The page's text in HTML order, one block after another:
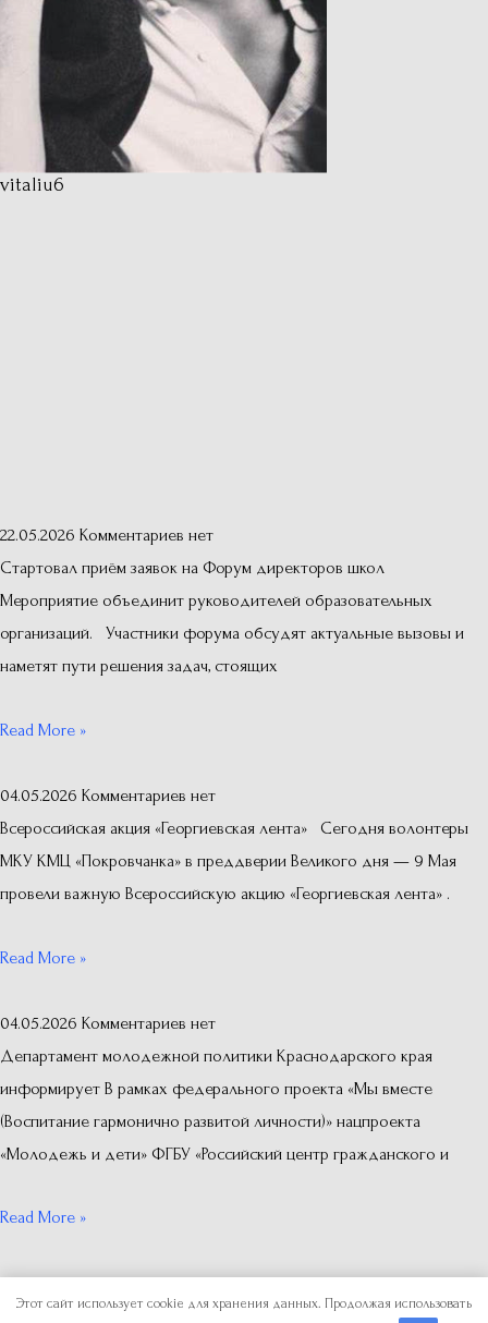
vitaliu6
22.05.2026 Комментариев нет
Стартовал приём заявок на Форум директоров школ
Мероприятие объединит руководителей образовательных
организаций. Участники форума обсудят актуальные вызовы и
наметят пути решения задач, стоящих
Read More »
04.05.2026 Комментариев нет
Всероссийская акция «Георгиевская лента» Сегодня волонтеры
МКУ КМЦ «Покровчанка» в преддверии Великого дня — 9 Мая
провели важную Всероссийскую акцию «Георгиевская лента» .
Read More »
04.05.2026 Комментариев нет
Департамент молодежной политики Краснодарского края
информирует В рамках федерального проекта «Мы вместе
(Воспитание гармонично развитой личности)» нацпроекта
«Молодежь и дети» ФГБУ «Российский центр гражданского и
Read More »
Copyright © 2026 Отдел по делам молодежи
Этот сайт использует cookie для хранения данных. Продолжая использовать